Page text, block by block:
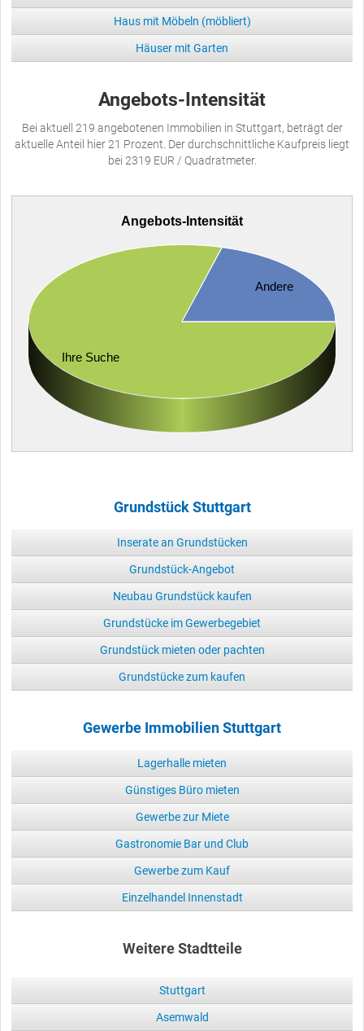
Haus mit Möbeln (möbliert)
Häuser mit Garten
Angebots-Intensität
Bei aktuell 219 angebotenen Immobilien in Stuttgart, beträgt der
aktuelle Anteil hier 21 Prozent. Der durchschnittliche Kaufpreis liegt
bei 2319 EUR / Quadratmeter.
Angebots-Intensität
Ihre Suche
Andere
Grundstück Stuttgart
Inserate an Grundstücken
Grundstück-Angebot
Neubau Grundstück kaufen
Grundstücke im Gewerbegebiet
Grundstück mieten oder pachten
Grundstücke zum kaufen
Gewerbe Immobilien Stuttgart
Lagerhalle mieten
Günstiges Büro mieten
Gewerbe zur Miete
Gastronomie Bar und Club
Gewerbe zum Kauf
Einzelhandel Innenstadt
Weitere Stadtteile
Stuttgart
Asemwald